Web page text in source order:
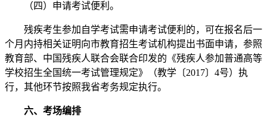
（四）申请考试便利。
残疾考生参加自学考试需申请考试便利的，可在报名后一
个月内持相关证明向市教育招生考试机构提出书面申请，参照
教育部、中国残疾人联合会联合印发的《残疾人参加普通高等
学校招生全国统一考试管理规定》（教学〔2017〕4号）执
行，其他环节按照我省考务规定执行。
六、考场编排